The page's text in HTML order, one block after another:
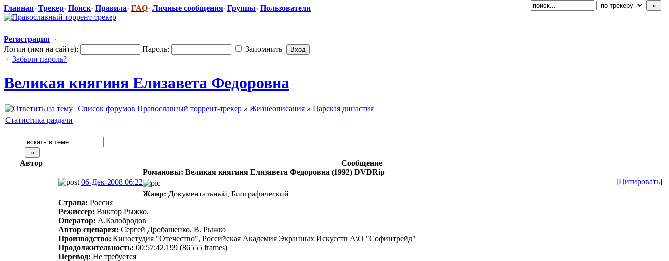
Главная· Трекер· Поиск· Правила· FAQ· Личные сообщения· Группы· Пользователи
Регистрация ·
Логин (имя на сайте):
Пароль:
Запомнить
· Забыли пароль?
Великая княгиня Елизавета Федоровна
Список форумов Православный торрент-трекер » Жизнеописания » Царская династия
Статистика раздачи
Автор Сообщение
06-Дек-2008 06:22 [Цитировать]
Романовы: Великая княгиня Елизавета Федоровна (1992) DVDRip
Жанр: Документальный, Биографический.
Страна: Россия
Режиссер: Виктор Рыжко.
Оператор: А.Колобродов
Автор сценария: Сергей Дробашенко, В. Рыжко
Производство: Киностудия "Отечество", Российская Академия Экранных Искусств А\О "Софинтрейд"
Продолжительность: 00:57:42.199 (86555 frames)
Перевод: Не требуется